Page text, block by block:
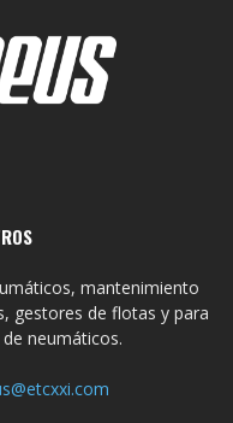
mantenimiento
gestores de flotas y para
neumáticos.